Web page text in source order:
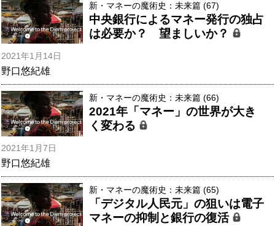
新・マネーの魔術史：未来篇 (67)
中央銀行によるマネー発行の独占
は必要か？ 望ましいか？
2021年1月14日
野口悠紀雄
新・マネーの魔術史：未来篇 (66)
2021年「マネー」の世界が大き
く変わる
2021年1月7日
野口悠紀雄
新・マネーの魔術史：未来篇 (65)
「デジタル人民元」の狙いは電子
マネーの抑制と銀行の復活